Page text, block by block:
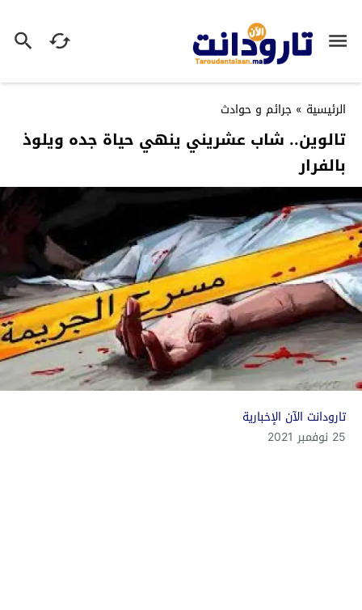
الرئيسية » جرائم و حوادث
تالوين.. شاب عشريني ينهي حياة جده ويلوذ
بالفرار
تارودانت الآن الإخبارية
25 نوفمبر 2021